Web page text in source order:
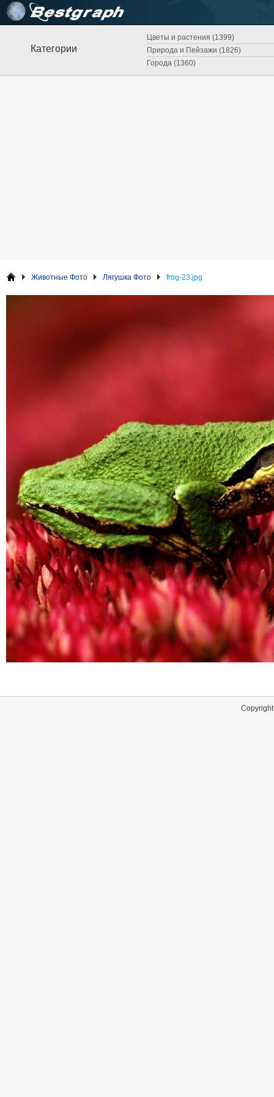
Категории
Цветы и растения (1399)
Природа и Пейзажи (1826)
Города (1360)
Животные Фото Лягушка Фото frog-23.jpg